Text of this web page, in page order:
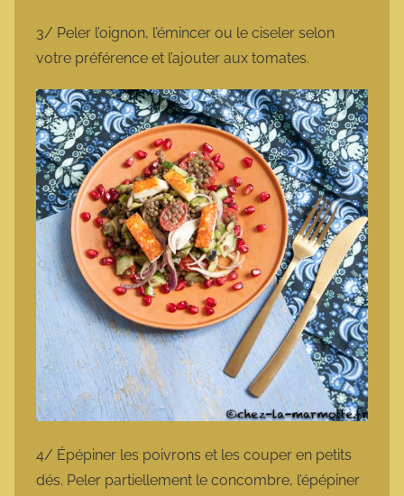
3/ Peler l’oignon, l’émincer ou le ciseler selon
votre préférence et l’ajouter aux tomates.
4/ Épépiner les poivrons et les couper en petits
dés. Peler partiellement le concombre, l’épépiner